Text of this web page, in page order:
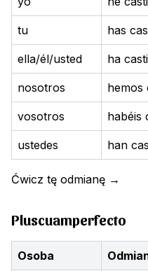
tu has
ella/él/usted ha
nosotros hemos
vosotros habéis
ustedes han
Ćwicz tę odmianę →
Pluscuamperfecto
Osoba